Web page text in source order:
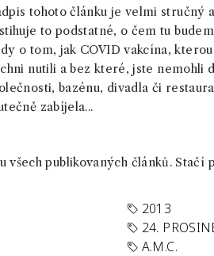
tohoto článku je velmi stručný a
to podstatné, o čem tu
o tom, jak COVID vakcína,
nutili a bez které, jste nemohli
bazénu, divadla či
zabíjela...
publikovaných článků.
2013
24.
A.M.C.